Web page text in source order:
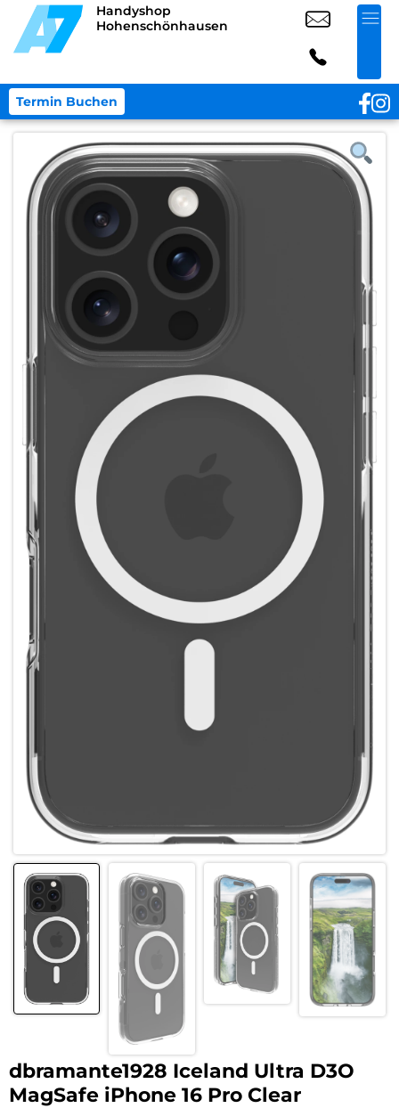
Handyshop
Hohenschönhausen
Termin Buchen
dbramante1928 Iceland Ultra D3O
MagSafe iPhone 16 Pro Clear